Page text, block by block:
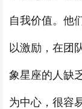
自我价值。他
以激励，在团
象星座的人缺
为中心，很容